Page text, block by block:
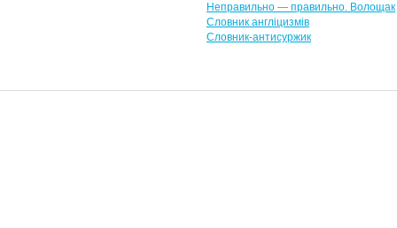
Неправильно — правильно. Волощак
Словник англіцизмів
Словник-антисуржик